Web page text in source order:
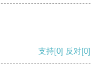
支持[0] 反对[0]